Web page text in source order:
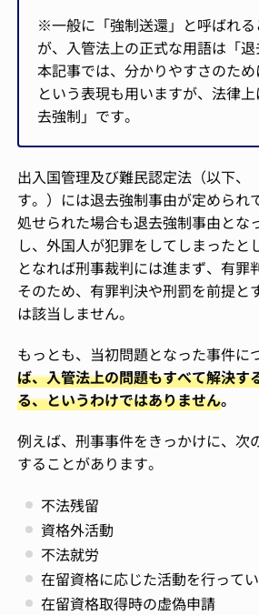
※一般に「強制送還」と呼ばれ
が、入管法上の正式な用語は「退
本記事では、分かりやすさのため
という表現も用いますが、法律
去強制」です。
出入国管理及び難民認定法（以下、
す。）には退去強制事由が定められ
処せられた場合も退去強制事由とな
し、外国人が犯罪をしてしまったと
となれば刑事裁判には進まず、有罪
そのため、有罪判決や刑罰を前提と
は該当しません。
もっとも、当初問題となった事件に
ば、入管法上の問題もすべて解決す
る、というわけではありません。
例えば、刑事事件をきっかけに、次
することがあります。
不法残留
資格外活動
不法就労
在留資格に応じた活動を行って
在留資格取得時の虚偽申請